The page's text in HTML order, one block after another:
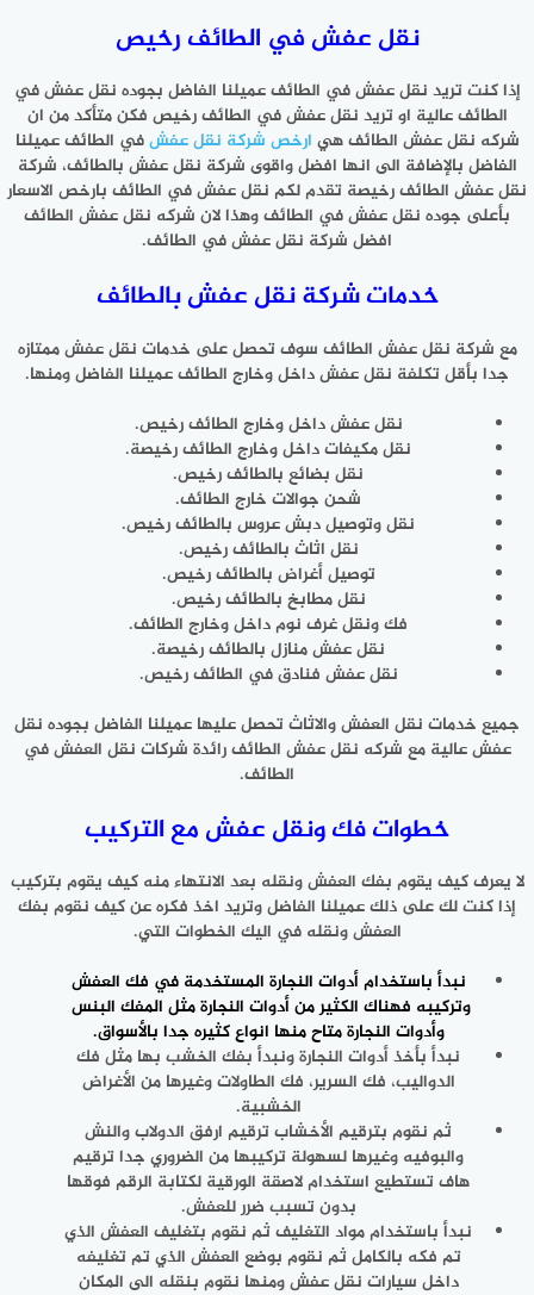
نقل عفش في الطائف رخيص
إذا كنت تريد نقل عفش في الطائف عميلنا الفاضل بجوده نقل عفش في
الطائف عالية او تريد نقل عفش في الطائف رخيص فكن متأكد من ان
شركه نقل عفش الطائف هي ارخص شركة نقل عفشفي الطائف عميلنا
الفاضل بالإضافة الى انها افضل واقوى شركة نقل عفش بالطائف، شركة
نقل عفش الطائف رخيصة تقدم لكم نقل عفش في الطائف بارخص الاسعار
بأعلى جوده نقل عفش في الطائف وهذا لان شركه نقل عفش الطائف
افضل شركة نقل عفش في الطائف.
خدمات شركة نقل عفش بالطائف
مع شركة نقل عفش الطائف سوف تحصل على خدمات نقل عفش ممتازه
جدا بأقل تكلفة نقل عفش داخل وخارج الطائف عميلنا الفاضل ومنها.
نقل عفش داخل وخارج الطائف رخيص.
نقل مكيفات داخل وخارج الطائف رخيصة.
نقل بضائع بالطائف رخيص.
شحن جوالات خارج الطائف.
نقل وتوصيل دبش عروس بالطائف رخيص.
نقل اثاث بالطائف رخيص.
توصيل أغراض بالطائف رخيص.
نقل مطابخ بالطائف رخيص.
فك ونقل غرف نوم داخل وخارج الطائف.
نقل عفش منازل بالطائف رخيصة.
نقل عفش فنادق في الطائف رخيص.
جميع خدمات نقل العفش والاثاث تحصل عليها عميلنا الفاضل بجوده نقل
عفش عالية مع شركه نقل عفش الطائف رائدة شركات نقل العفش في
الطائف.
خطوات فك ونقل عفش مع التركيب
لا يعرف كيف يقوم بفك العفش ونقله بعد الانتهاء منه كيف يقوم بتركيب
إذا كنت لك على ذلك عميلنا الفاضل وتريد اخذ فكره عن كيف نقوم بفك
العفش ونقله في اليك الخطوات التي.
نبدأ باستخدام أدوات النجارة المستخدمة في فك العفش
وتركيبه فهناك الكثير من أدوات النجارة مثل المفك البنس
وأدوات النجارة متاح منها انواع كثيره جدا بالأسواق.
نبدأ بأخذ أدوات النجارة ونبدأ بفك الخشب بها مثل فك
الدواليب، فك السرير، فك الطاولات وغيرها من الأغراض
الخشبية.
ثم نقوم بترقيم الأخشاب ترقيم ارفق الدولاب والنش
والبوفيه وغيرها لسهولة تركيبها من الضروري جدا ترقيم
هاف تستطيع استخدام لاصقة الورقية لكتابة الرقم فوقها
بدون تسبب ضرر للعفش.
نبدأ باستخدام مواد التغليف ثم نقوم بتغليف العفش الذي
تم فكه بالكامل ثم نقوم بوضع العفش الذي تم تغليفه
داخل سيارات نقل عفش ومنها نقوم بنقله الى المكان